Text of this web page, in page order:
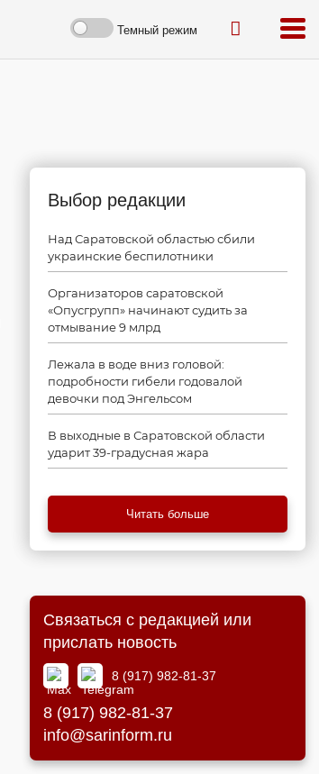
Темный режим
Выбор редакции
Над Саратовской областью сбили
украинские беспилотники
Организаторов саратовской
«Опусгрупп» начинают судить за
отмывание 9 млрд
Лежала в воде вниз головой:
подробности гибели годовалой
девочки под Энгельсом
В выходные в Саратовской области
ударит 39-градусная жара
Читать больше
Связаться с редакцией или
прислать новость
8 (917) 982-81-37
8 (917) 982-81-37
info@sarinform.ru